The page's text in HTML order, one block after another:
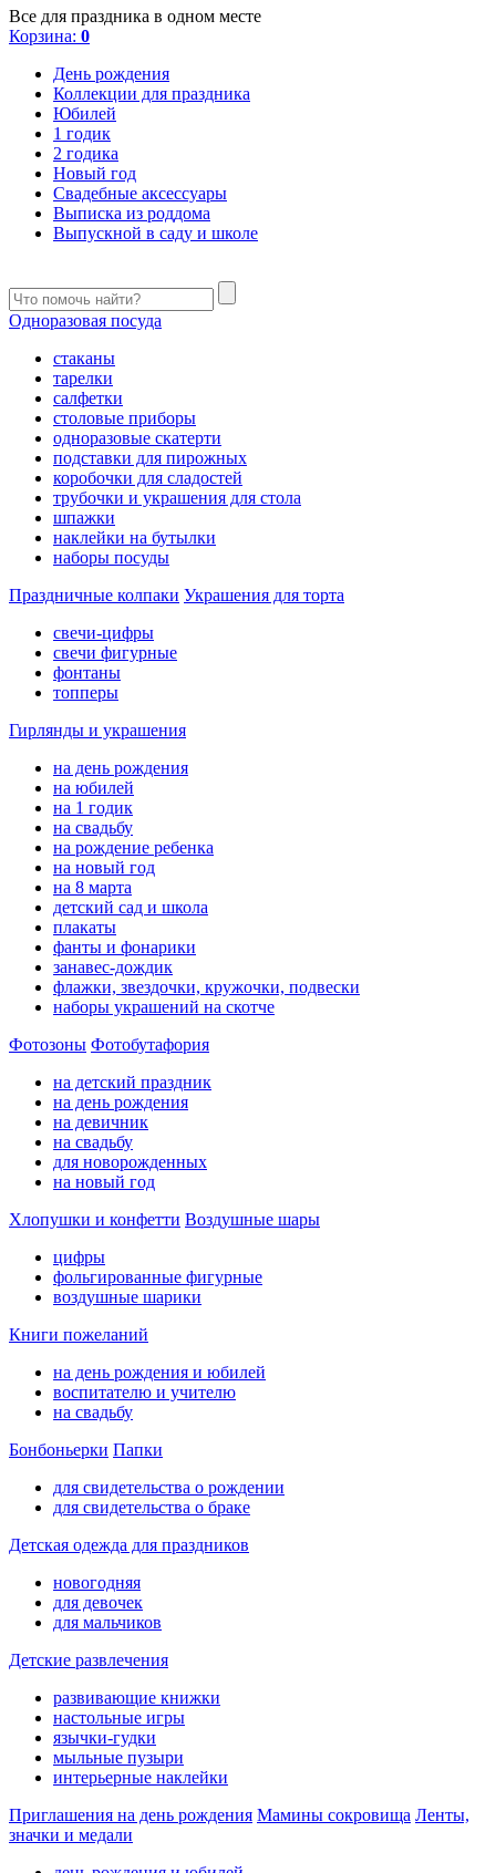
Все для праздника в одном месте
Корзина: 0
День рождения
Коллекции для праздника
Юбилей
1 годик
2 годика
Новый год
Свадебные аксессуары
Выписка из роддома
Выпускной в саду и школе
Одноразовая посуда
стаканы
тарелки
салфетки
столовые приборы
одноразовые скатерти
подставки для пирожных
коробочки для сладостей
трубочки и украшения для стола
шпажки
наклейки на бутылки
наборы посуды
Праздничные колпаки Украшения для торта
свечи-цифры
свечи фигурные
фонтаны
топперы
Гирлянды и украшения
на день рождения
на юбилей
на 1 годик
на свадьбу
на рождение ребенка
на новый год
на 8 марта
детский сад и школа
плакаты
фанты и фонарики
занавес-дождик
флажки, звездочки, кружочки, подвески
наборы украшений на скотче
Фотозоны Фотобутафория
на детский праздник
на день рождения
на девичник
на свадьбу
для новорожденных
на новый год
Хлопушки и конфетти Воздушные шары
цифры
фольгированные фигурные
воздушные шарики
Книги пожеланий
на день рождения и юбилей
воспитателю и учителю
на свадьбу
Бонбоньерки Папки
для свидетельства о рождении
для свидетельства о браке
Детская одежда для праздников
новогодняя
для девочек
для мальчиков
Детские развлечения
развивающие книжки
настольные игры
язычки-гудки
мыльные пузыри
интерьерные наклейки
Приглашения на день рождения Мамины сокровища Ленты,
значки и медали